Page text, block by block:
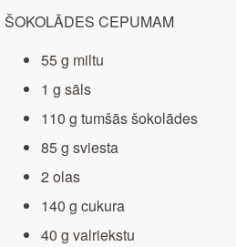
ŠOKOLĀDES CEPUMAM
55 g miltu
1 g sāls
110 g tumšās šokolādes
85 g sviesta
2 olas
140 g cukura
40 g valriekstu